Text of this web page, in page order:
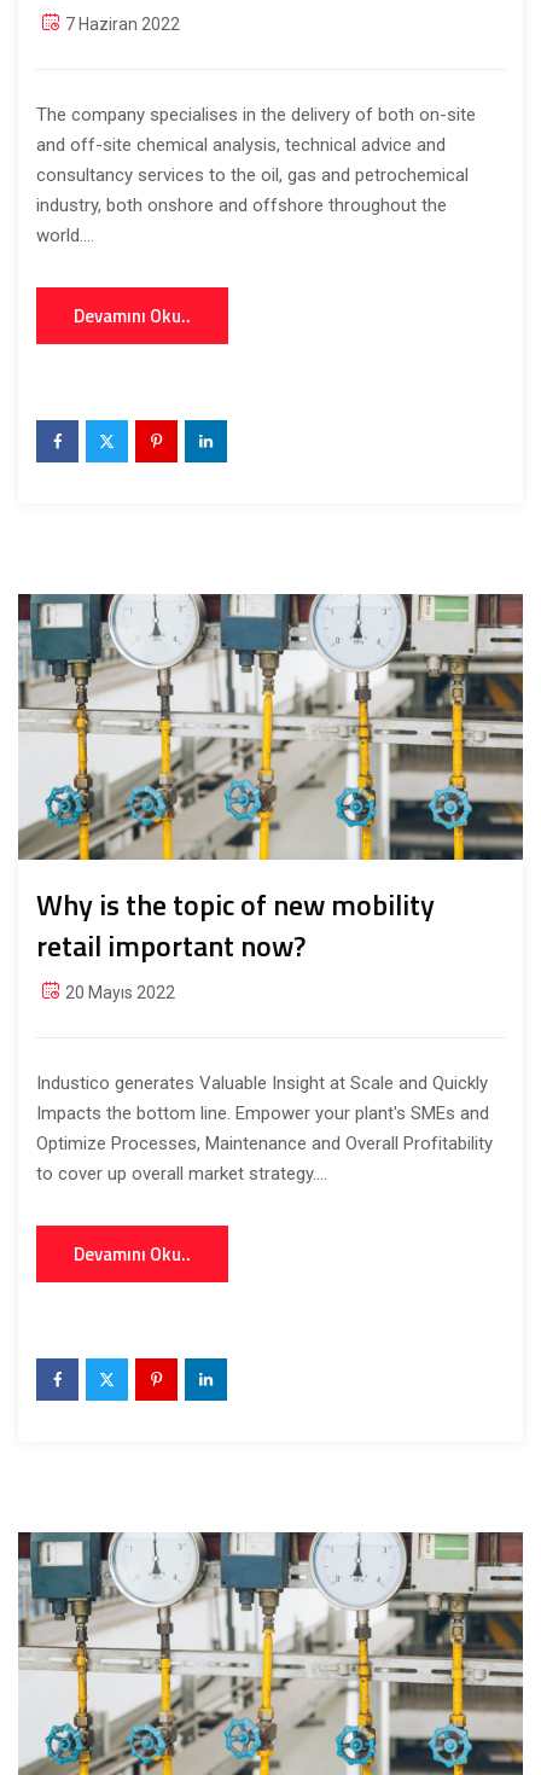
7 Haziran 2022
The company specialises in the delivery of both on-site
and off-site chemical analysis, technical advice and
consultancy services to the oil, gas and petrochemical
industry, both onshore and offshore throughout the
world....
Devamını Oku..
Why is the topic of new mobility
retail important now?
20 Mayıs 2022
Industico generates Valuable Insight at Scale and Quickly
Impacts the bottom line. Empower your plant's SMEs and
Optimize Processes, Maintenance and Overall Profitability
to cover up overall market strategy....
Devamını Oku..